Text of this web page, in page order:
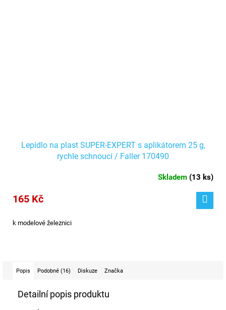
Lepidlo na plast SUPER-EXPERT s aplikátorem 25 g,
rychle schnoucí / Faller 170490
Skladem (13 ks)
165 Kč
k modelové železnici
Popis Podobné (16) Diskuze Značka
Detailní popis produktu